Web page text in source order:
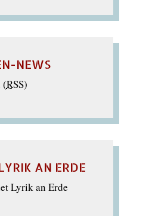
NEWS
(RSS)
AN ERDE